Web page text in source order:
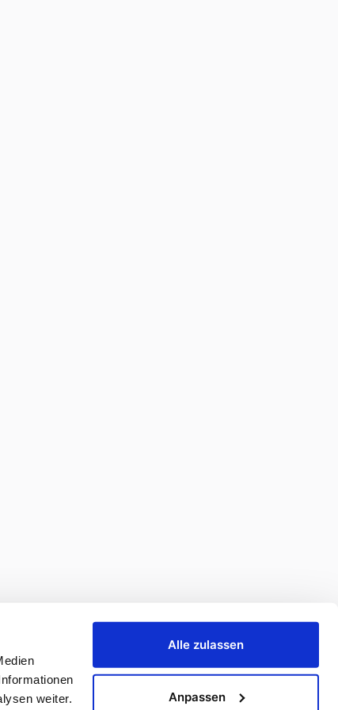
weiter.
Alle zulassen
Anpassen